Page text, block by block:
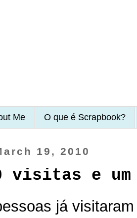
Me O que é Scrapbook?
19, 2010
visitas e
já